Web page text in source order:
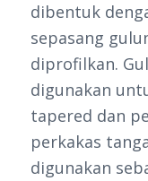
dibentuk
sepasang
diprofilkan.
digunakan
tapered dan
perkakas
digunakan